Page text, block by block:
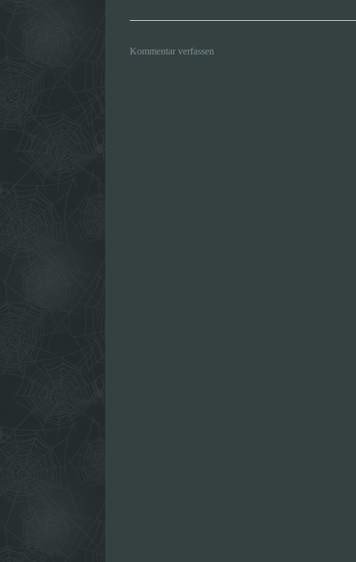
Kommentar verfassen